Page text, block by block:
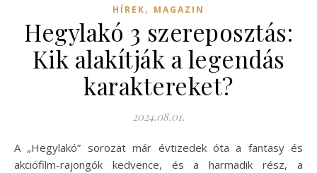
HÍREK, MAGAZIN
Hegylakó 3 szereposztás:
Kik alakítják a legendás
karaktereket?
2024.08.01.
A „Hegylakó” sorozat már évtizedek óta a fantasy és
akciófilm-rajongók kedvence, és a harmadik rész, a